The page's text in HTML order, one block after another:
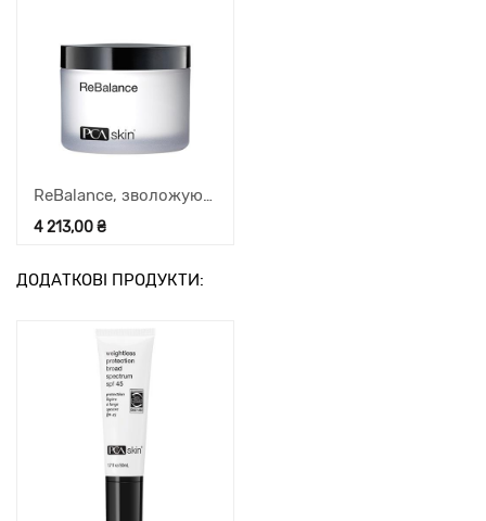
ReBalance, зволожуючий крем для чутливої шкіри, 48,2 г
4 213,00₴
ДОДАТКОВІ ПРОДУКТИ: